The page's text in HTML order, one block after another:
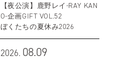
【夜公演】鹿野レイ-RAY KAN
O-企画GIFT VOL.52
ぼくたちの夏休み2026
2026. 08.09